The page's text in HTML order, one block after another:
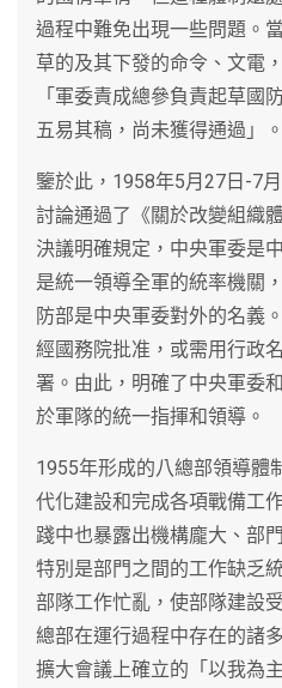
過程中難免出現一些問題。
草的及其下發的命令、文電
「軍委責成總參負責起草國
五易其稿，尚未獲得通過」。
鑒於此，1958年5月27日-7
討論通過了《關於改變組織
決議明確規定，中央軍委是
是統一領導全軍的統率機關
防部是中央軍委對外的名義
經國務院批准，或需用行政
署。由此，明確了中央軍委
於軍隊的統一指揮和領導。
1955年形成的八總部領導體
代化建設和完成各項戰備工
踐中也暴露出機構龐大、部
特別是部門之間的工作缺乏
部隊工作忙亂，使部隊建設
總部在運行過程中存在的諸
擴大會議上確立的「以我為